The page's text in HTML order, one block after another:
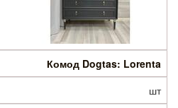
Комод Dogtas: Lorenta
шт